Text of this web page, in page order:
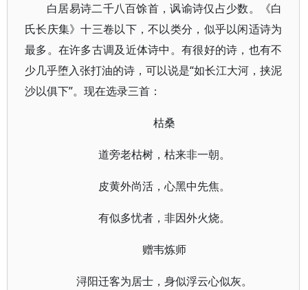
白居易诗二千八百馀首，讽谕诗仅占少数。《白
氏长庆集》十三卷以下，不以类分，似乎以闲适诗为
最多。在许多古调及近体诗中。有很好的诗，也有不
少几乎堕入张打油的诗，可以说是“如长江大河，挟泥
沙以俱下”。现在选录三首：
枯桑
道旁老枯树，枯来非一朝。
皮黄外尚活，心黑中先焦。
有似多忧者，非因外火烧。
赠韦炼师
浔阳迁客为居士，身似浮云心似灰。